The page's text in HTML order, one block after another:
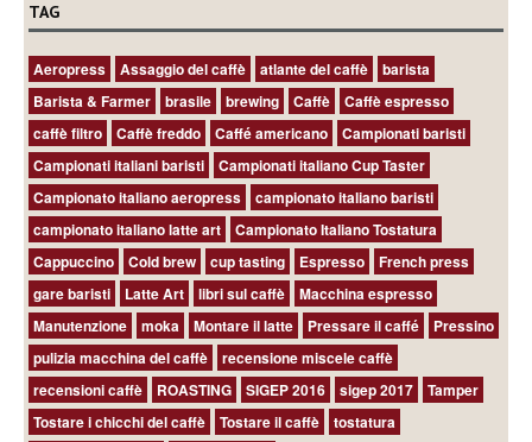
TAG
Aeropress Assaggio del caffè atlante del caffè
barista
Barista & Farmer
brasile brewing Caffè
Caffè espresso
caffè filtro
Caffè freddo Caffé americano
Campionati baristi
Campionati italiani baristi
Campionati italiano Cup Taster
Campionato italiano aeropress
campionato italiano baristi
campionato italiano latte art
Campionato Italiano Tostatura
Cappuccino
Cold brew cup tasting Espresso
French press
gare baristi
Latte Art libri sul caffè
Macchina espresso
Manutenzione
moka Montare il latte Pressare il caffé
Pressino
pulizia macchina del caffè
recensione miscele caffè
recensioni caffè
ROASTING SIGEP 2016 sigep 2017
Tamper
Tostare i chicchi del caffè
Tostare il caffè
tostatura